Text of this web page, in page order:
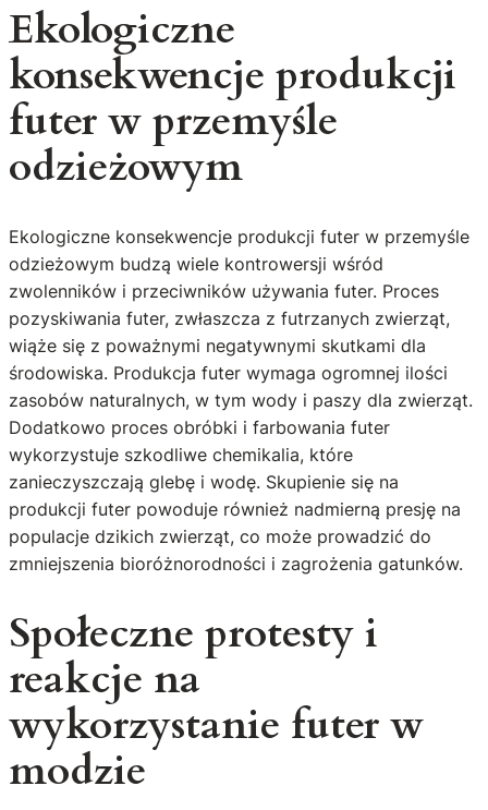
Ekologiczne
konsekwencje produkcji
futer w przemyśle
odzieżowym
Ekologiczne konsekwencje produkcji futer w przemyśle
odzieżowym budzą wiele kontrowersji wśród
zwolenników i przeciwników używania futer. Proces
pozyskiwania futer, zwłaszcza z futrzanych zwierząt,
wiąże się z poważnymi negatywnymi skutkami dla
środowiska. Produkcja futer wymaga ogromnej ilości
zasobów naturalnych, w tym wody i paszy dla zwierząt.
Dodatkowo proces obróbki i farbowania futer
wykorzystuje szkodliwe chemikalia, które
zanieczyszczają glebę i wodę. Skupienie się na
produkcji futer powoduje również nadmierną presję na
populacje dzikich zwierząt, co może prowadzić do
zmniejszenia bioróżnorodności i zagrożenia gatunków.
Społeczne protesty i
reakcje na
wykorzystanie futer w
modzie